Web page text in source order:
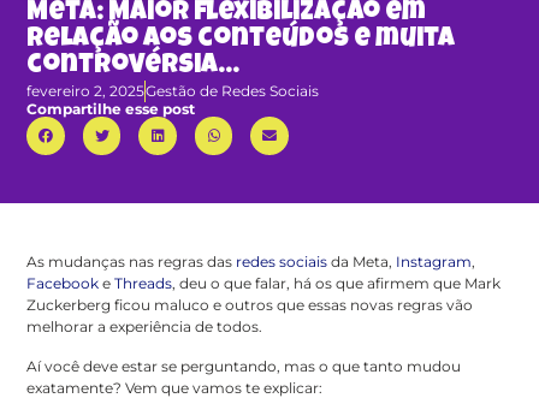
Meta: Maior flexibilização em
relação aos conteúdos e muita
controvérsia…
fevereiro 2, 2025Gestão de Redes Sociais
Compartilhe esse post
As mudanças nas regras das redes sociais da Meta, Instagram,
Facebook eThreads, deu o que falar, há os que afirmem que Mark
Zuckerberg ficou maluco e outros que essas novas regras vão
melhorar a experiência de todos.
Aí você deve estar se perguntando, mas o que tanto mudou
exatamente? Vem que vamos te explicar: